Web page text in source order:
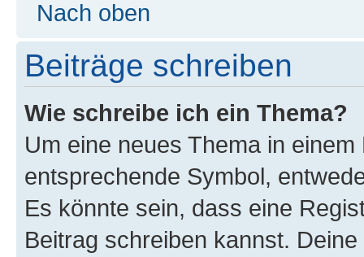
Nach oben
Beiträge schreiben
Wie schreibe ich ein Thema?
Um eine neues Thema in
entsprechende Symbol,
Es könnte sein, dass eine
Beitrag schreiben kannst.